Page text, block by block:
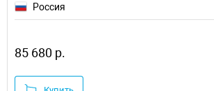
Россия
85 680 р.